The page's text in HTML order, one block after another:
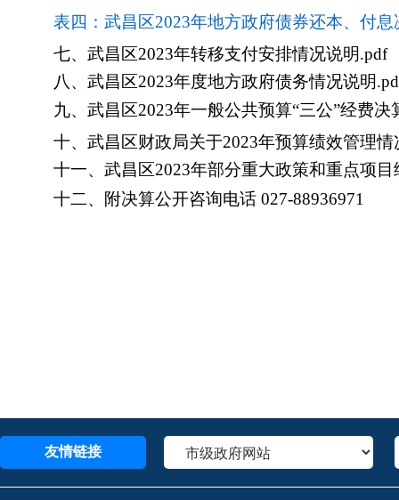
表四：武昌区2023年地方政府债券还本、付息
七、武昌区2023年转移支付安排情况说明.pdf
八、武昌区2023年度地方政府债务情况说明
九、武昌区2023年一般公共预算“三公”经费
十、武昌区财政局关于2023年预算绩效管理情
十一、武昌区2023年部分重大政策和重点项
十二、附决算公开咨询电话 027-88936971
友情链接